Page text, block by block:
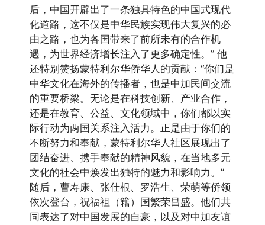
后，中国开辟出了一条独具特色的中国式现代
化道路，这不仅是中华民族实现伟大复兴的必
由之路，也为各国带来了前所未有的合作机
遇，为世界经济增长注入了更多确定性。” 他
还特别赞扬蒙特利尔华侨华人的贡献：“你们是
中华文化在海外的传播者，也是中加民间交流
的重要桥梁。无论是在科技创新、产业合作，
还是在教育、公益、文化领域中，你们都以实
际行动为两国关系注入活力。正是由于你们的
不断努力和奉献，蒙特利尔华人社区展现出了
团结奋进、携手奉献的精神风貌，在当地多元
文化的社会中焕发出独特的魅力和影响力。”
随后，曹寿康、张仕根、罗浩生、荣萌等侨领
依次登台，祝福祖（籍）国繁荣昌盛。他们共
同表达了对中国发展的自豪，以及对中加友谊